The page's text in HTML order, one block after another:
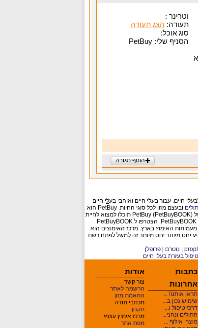
וטרינר :
תעודה: הצג תעודה
סוג אוכל:
הסניף שלי: PetBuy
לי חיים
ובעצם מזון לכל סוגי החיות. PetBuy הוא
לא עוד אתר לחיות מחמד, אלא פורטל לבעלי חיים המכיל גם רשת חברתית לאוהבי בעלי חיים ובעצם רשת חברתית לחיות עצמן. ברשת החברתית לבעלי חיים של PetBuy (PetBuyBOOK) תוכלו למצוא לחיית
, פנסיון וכל בעל מקצוע אחר שהצטרף ל PetBuyBOOK. הצטרפו ל PetBuyBOOK
האימוץ בארץ. מרכז האימוצים הוא
יחס מיוחד.יחס מיוחד זה למשל לפתח רשת
נוטרם
פרופלן
טיפול בעזרת בעלי חיים
כתבות
אחרונות
תראו אותנו! ...
שימוש נכון ב...
דרכי טיפול ו...
חתולים ונהני...
מוצרי אילוף ...
אודות
צור קשר
הרשמה לאתר
התאמת מזון
מכתבי תודה
תקנון
מרכז אימוץ עצמי
מפת אתר